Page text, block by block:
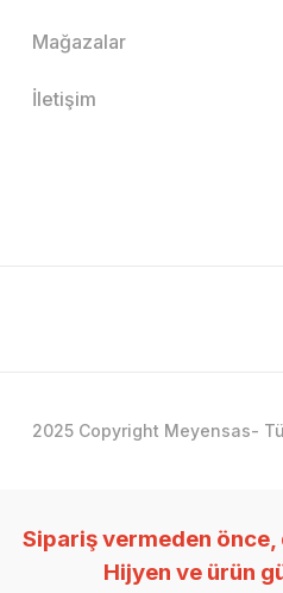
Mağazalar
İletişim
2025 Copyright Meyensas-
Sipariş vermeden önce,
Hijyen ve ürün